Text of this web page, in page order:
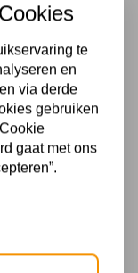
35 mm
kelvin 3
te
en
via derde
gebruiken
gaat met ons